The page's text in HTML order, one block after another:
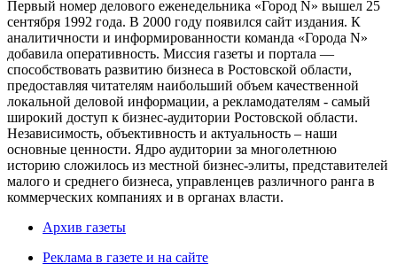
Первый номер делового еженедельника «Город N» вышел 25
сентября 1992 года. В 2000 году появился сайт издания. К
аналитичности и информированности команда «Города N»
добавила оперативность. Миссия газеты и портала —
способствовать развитию бизнеса в Ростовской области,
предоставляя читателям наибольший объем качественной
локальной деловой информации, а рекламодателям - самый
широкий доступ к бизнес-аудитории Ростовской области.
Независимость, объективность и актуальность – наши
основные ценности. Ядро аудитории за многолетнюю
историю сложилось из местной бизнес-элиты, представителей
малого и среднего бизнеса, управленцев различного ранга в
коммерческих компаниях и в органах власти.
Архив газеты
Реклама в газете и на сайте